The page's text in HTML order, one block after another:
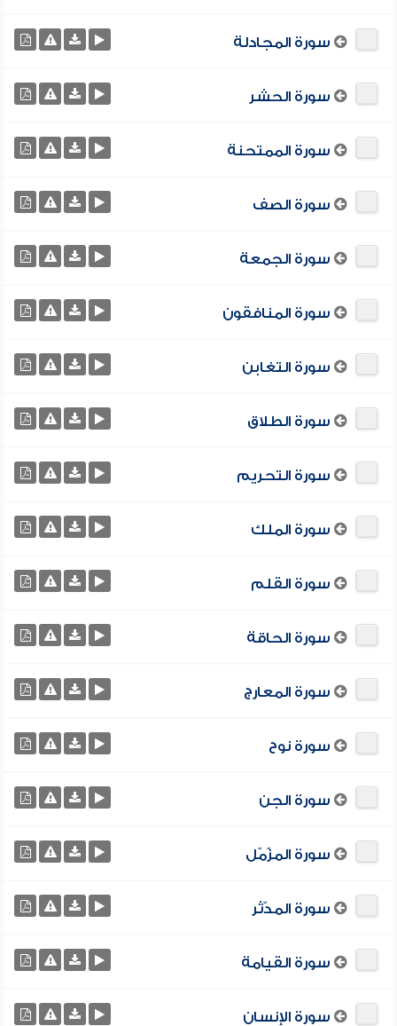
سورة المجادلة
سورة الحشر
سورة الممتحنة
سورة الصف
سورة الجمعة
سورة المنافقون
سورة التغابن
سورة الطلاق
سورة التحريم
سورة الملك
سورة القلم
سورة الحاقة
سورة المعارج
سورة نوح
سورة الجن
سورة المزّمّل
سورة المدّثر
سورة القيامة
سورة الإنسان